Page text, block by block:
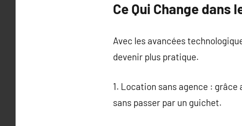
Ce Qui Change dans
Avec les avancées
devenir plus pratique.
1. Location sans agence :
sans passer par un guichet.